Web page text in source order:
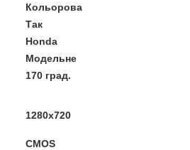
Кольорова
Так
Honda
Модельне
170 град.
1280x720
CMOS